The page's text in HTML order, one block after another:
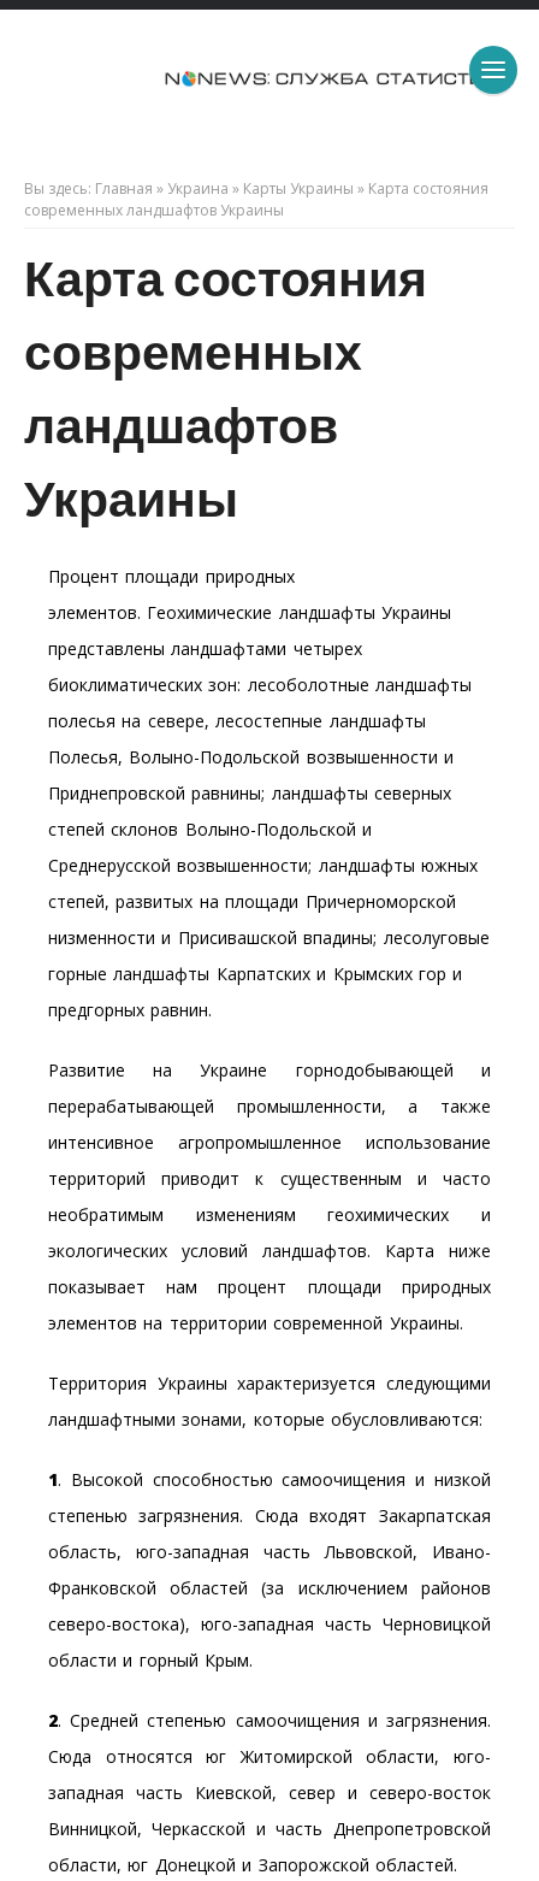
Вы здесь: Главная » Украина » Карты Украины » Карта состояния
современных ландшафтов Украины
Карта состояния
современных
ландшафтов
Украины
Процент площади природных
элементов. Геохимические ландшафты Украины
представлены ландшафтами четырех
биоклиматических зон: лесоболотные ландшафты
полесья на севере, лесостепные ландшафты
Полесья, Волыно-Подольской возвышенности и
Приднепровской равнины; ландшафты северных
степей склонов Волыно-Подольской и
Среднерусской возвышенности; ландшафты южных
степей, развитых на площади Причерноморской
низменности и Присивашской впадины; лесолуговые
горные ландшафты Карпатских и Крымских гор и
предгорных равнин.
Развитие на Украине горнодобывающей и
перерабатывающей промышленности, а также
интенсивное агропромышленное использование
территорий приводит к существенным и часто
необратимым изменениям геохимических и
экологических условий ландшафтов. Карта ниже
показывает нам процент площади природных
элементов на территории современной Украины.
Территория Украины характеризуется следующими
ландшафтными зонами, которые обусловливаются:
1. Высокой способностью самоочищения и низкой
степенью загрязнения. Сюда входят Закарпатская
область, юго-западная часть Львовской, Ивано-
Франковской областей (за исключением районов
северо-востока), юго-западная часть Черновицкой
области и горный Крым.
2. Средней степенью самоочищения и загрязнения.
Сюда относятся юг Житомирской области, юго-
западная часть Киевской, север и северо-восток
Винницкой, Черкасской и часть Днепропетровской
области, юг Донецкой и Запорожской областей.